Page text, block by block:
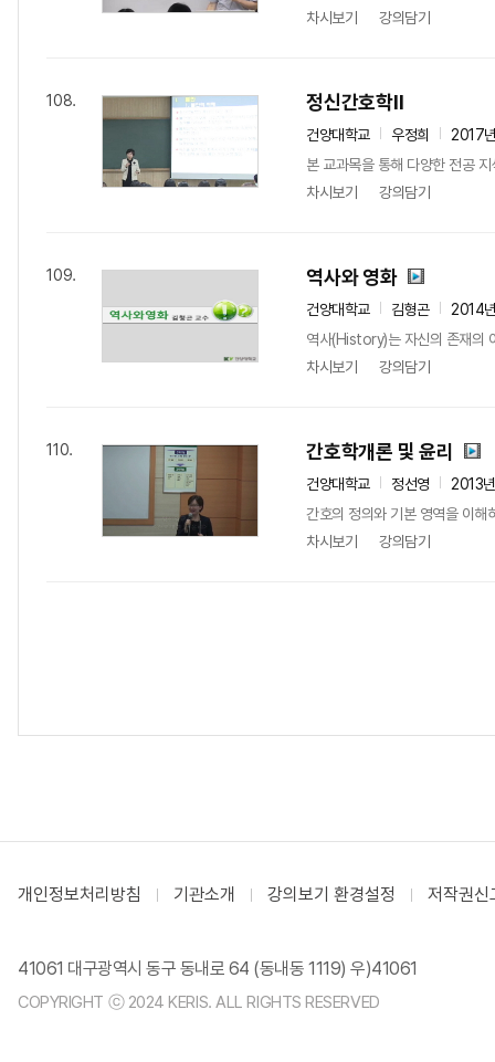
차시보기
강의담기
108. 정신간호학II
건양대학교 우정희
2017
본 교과목을 통해 다양한 전공
차시보기
강의담기
109. 역사와 영화
건양대학교 김형곤
2014
역사(History)는 자신의 존재의
차시보기
강의담기
110. 간호학개론 및 윤리
건양대학교 정선영
2013
간호의 정의와 기본 영역을 이해
차시보기
강의담기
개인정보처리방침 기관소개 강의보기 환경설정 저작권신
41061 대구광역시 동구 동내로 64 (동내동 1119) 우)41061
COPYRIGHT ⓒ 2024 KERIS. ALL RIGHTS RESERVED